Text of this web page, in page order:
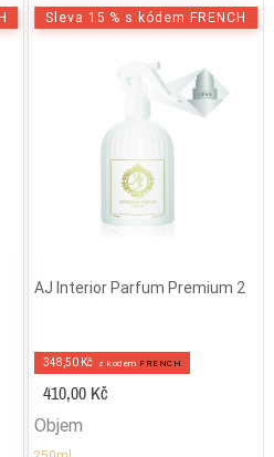
Sleva 15 % s kódem FRENCH
AJ Interior Parfum Premium 2
348,50 Kč z kodem FRENCH
410,00 Kč
Objem